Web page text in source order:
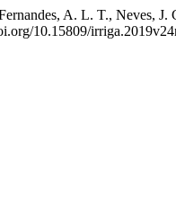
A. L. T.,
10.15809/